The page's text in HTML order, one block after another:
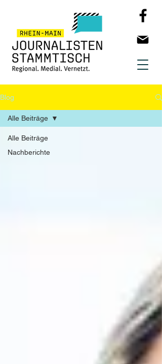
Blog
Alle Beiträge
Nachberichte
Alle Beiträge